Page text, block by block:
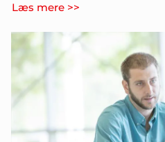
Læs mere >>